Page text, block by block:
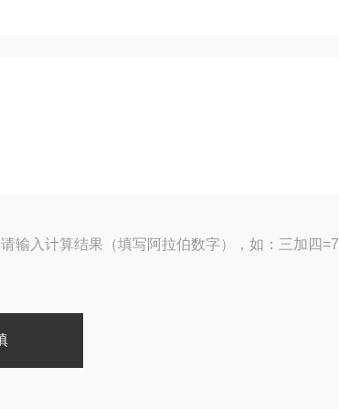
请输入计算结果（填写阿拉伯数字），如：三加四=7